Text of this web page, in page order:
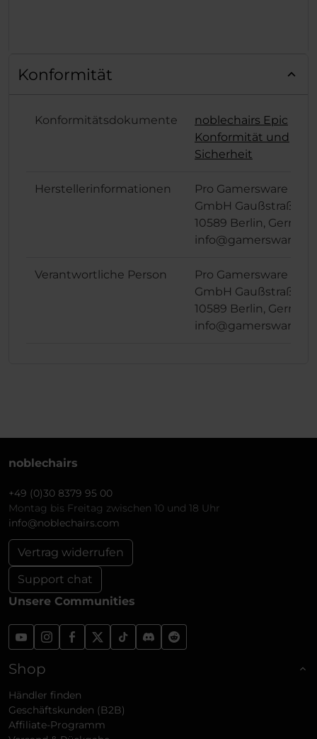
Konformität
Konformitätsdokumente
noblechairs Epic
Konformität und
Sicherheit
Herstellerinformationen
Pro Gamersware
GmbH Gaußstraße 1,
10589 Berlin,
Verantwortliche Person
Pro Gamersware
GmbH Gaußstraße 1,
10589 Berlin,
noblechairs
+49 (0)30 8379 95 00
Montag bis Freitag zwischen 10 und 18 Uhr
info@noblechairs.com
Vertrag widerrufen
Support chat
Unsere Communities
Shop
Händler finden
Geschäftskunden (B2B)
Affiliate-Programm